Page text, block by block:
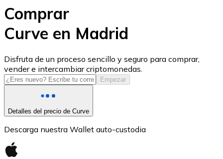
USD Coin
USDC
Comprar
Curve en Madrid
Disfruta de un proceso sencillo y seguro para comprar,
vender e intercambiar criptomonedas.
Empezar
Detalles del precio de Curve
Descarga nuestra Wallet auto-custodia